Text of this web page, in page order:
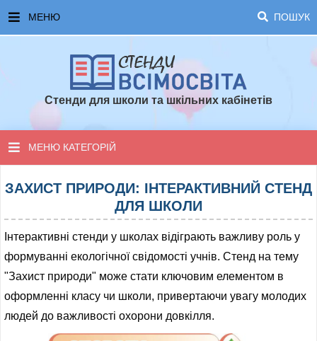
МЕНЮ ПОШУК
ЧАСТІ ЗАПИТАННЯ ТА ВІДПОВІДІ
ТОПОВІ ПРОПОЗИЦІЇ
Стенди для школи та шкільних кабінетів
МЕНЮ КАТЕГОРІЙ
СТЕНДИ ДЛЯ НУШ
СТЕНДИ ДЛЯ ПОЧАТКОВОЇ ШКОЛИ
СТЕНДИ ДЛЯ КАБІНЕТІВ
СТЕНДИ ДЛЯ ШКОЛИ
ІНШЕ
ЗАХИСТ ПРИРОДИ: ІНТЕРАКТИВНИЙ СТЕНД
ДЛЯ ШКОЛИ
Інтерактивні стенди у школах відіграють важливу роль у
формуванні екологічної свідомості учнів. Стенд на тему
"Захист природи" може стати ключовим елементом в
оформленні класу чи школи, привертаючи увагу молодих
людей до важливості охорони довкілля.